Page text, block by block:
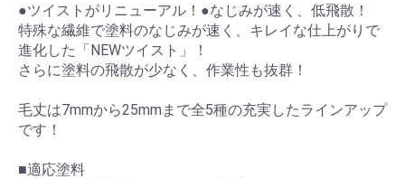
●ツイストがリニューアル！●なじみが速く、低飛散！
特殊な繊維で塗料のなじみが速く、キレイな仕上がりで
進化した「NEWツイスト」！
さらに塗料の飛散が少なく、作業性も抜群！
毛丈は7mmから25mmまで全5種の充実したラインアップ
です！
■適応塗料